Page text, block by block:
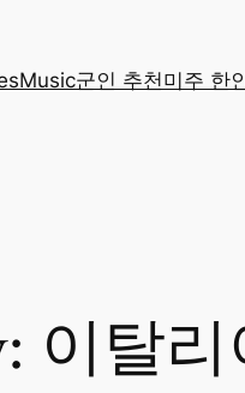
Music군인 추천미주 한
이탈